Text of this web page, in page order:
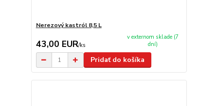
Nerezový kastról 8,5 L
43,00 EUR/ks
v externom sklade (7
dní)
Pridať do košíka